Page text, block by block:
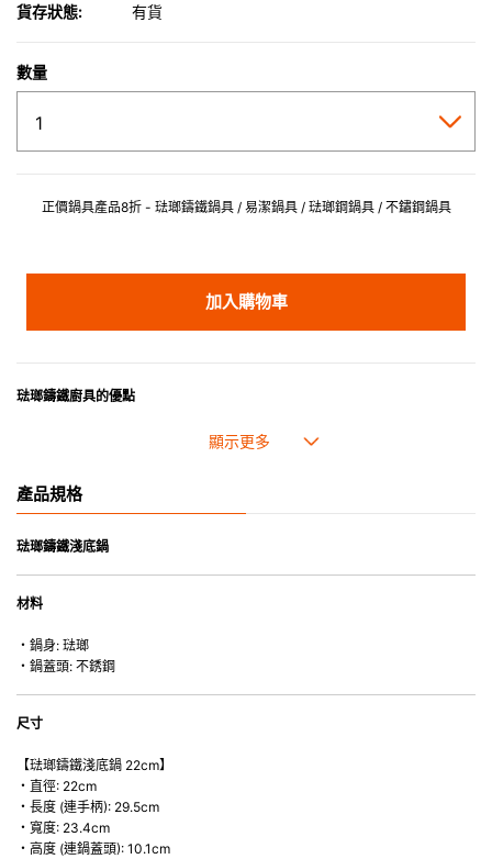
貨存狀態: 有貨
數量
正價鍋具產品8折 - 琺瑯鑄鐵鍋具 / 易潔鍋具 / 琺瑯鋼鍋具 / 不鏽鋼鍋具
加入購物車
琺瑯鑄鐵廚具的優點
• 琺瑯鑄鐵傳熱性均勻，不會產生過熱點。
• 重身的鍋蓋能有助防止蒸氣溜走,易於 保持食物的原汁原味。
• 琺瑯抗酸鹼，不會殘留氣味，安全衛生。
產品規格
琺瑯鑄鐵淺底鍋
材料
・鍋身: 琺瑯
・鍋蓋頭: 不銹鋼
尺寸
【琺瑯鑄鐵淺底鍋 22cm】
・直徑: 22cm
・長度 (連手柄): 29.5cm
・寬度: 23.4cm
・高度 (連鍋蓋頭): 10.1cm